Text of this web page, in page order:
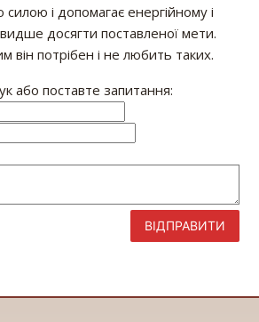
і допомагає енергійному і
досягти поставленої мети.
він потрібен і не любить таких.
або поставте запитання:
ВІДПРАВИТИ